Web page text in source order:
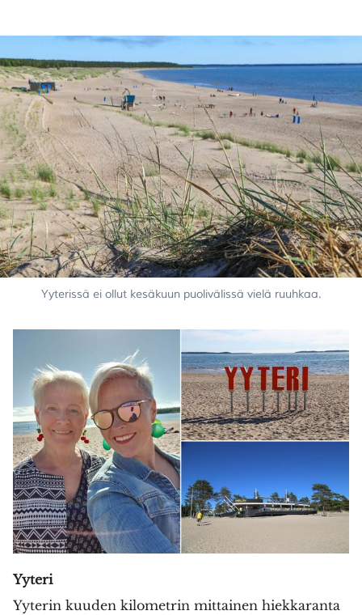
Yyterissä ei ollut kesäkuun puolivälissä vielä ruuhkaa.
Yyteri
Yyterin kuuden kilometrin mittainen hiekkaranta